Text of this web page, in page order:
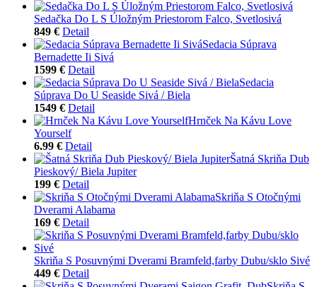
Sedačka Do L S Úložným Priestorom Falco, Svetlosivá
849 € Detail
Sedacia Súprava
Bernadette Ii Sivá
1599 € Detail
Sedacia
Súprava Do U Seaside Sivá / Biela
1549 € Detail
Hrnček Na Kávu Love
Yourself
6.99 € Detail
Šatná Skriňa Dub
Pieskový/ Biela Jupiter
199 € Detail
Skriňa S Otočnými
Dverami Alabama
169 € Detail
Skriňa S Posuvnými Dverami Bramfeld,farby Dubu/sklo Sivé
449 € Detail